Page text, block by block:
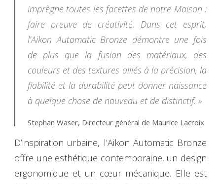
imprègne toutes les facettes de notre Maison :
faire preuve de créativité. Dans cet esprit,
l’Aikon Automatic Bronze démontre une fois
de plus que la fusion des matériaux, des
couleurs et des textures alliés à la précision, la
fiabilité et la durabilité peut donner naissance
à quelque chose de nouveau et de distinctif. »
Stephan Waser, Directeur général de Maurice Lacroix
D’inspiration urbaine, l’Aikon Automatic Bronze
offre une esthétique contemporaine, un design
ergonomique et un cœur mécanique. Elle est